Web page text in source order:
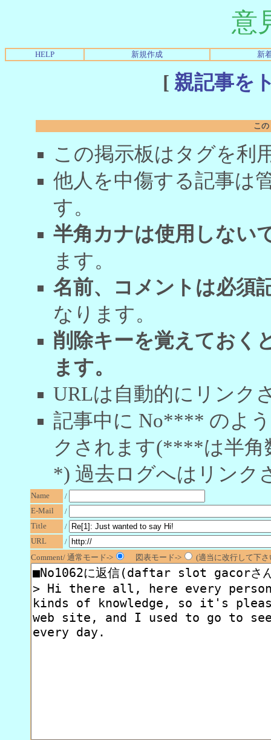
意
HELP 新規作成 新
[ 親記事を
こ
この掲示板はタグを利
他人を中傷する記事は
す。
半角カナは使用しない
ます。
名前、コメントは必須
なります。
削除キーを覚えておく
ます。
URLは自動的にリンク
記事中に No**** のよ
クされます(****は半角
*) 過去ログへはリンク
Name
/
E-Mail
/
Title
/
URL
/
Comment/ 通常モード->
図表モード-> (適当に改行して下